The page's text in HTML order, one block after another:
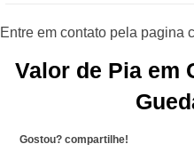
Valor de Pia em
Gostou? compartilhe!